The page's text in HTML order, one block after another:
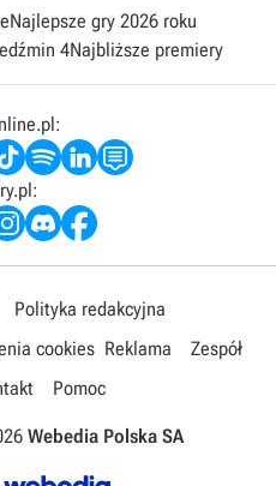
Najlepsze gry 2026 roku
4Najbliższe premiery
Polityka redakcyjna
cookies Reklama
Zespół
Pomoc
Webedia Polska SA